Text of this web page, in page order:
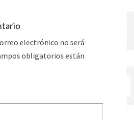
electrónico no será
obligatorios están